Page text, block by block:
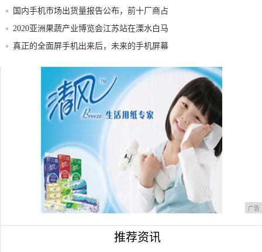
国内手机市场出货量报告公布，前十厂商占
93%
2020亚洲果蔬产业博览会江苏站在溧水白马
顺
真正的全面屏手机出来后，未来的手机屏幕
小米服务升级！49元换电池，支持15款机型
广告
推荐资讯